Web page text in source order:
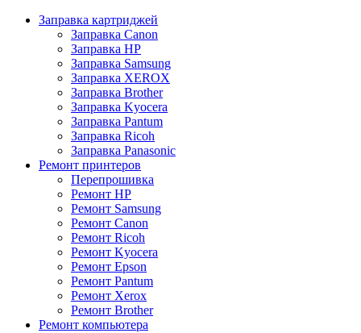
Заправка картриджей
Заправка Canon
Заправка HP
Заправка Samsung
Заправка XEROX
Заправка Brother
Заправка Kyocera
Заправка Pantum
Заправка Ricoh
Заправка Panasonic
Ремонт принтеров
Перепрошивка
Ремонт HP
Ремонт Samsung
Ремонт Canon
Ремонт Ricoh
Ремонт Kyocera
Ремонт Epson
Ремонт Pantum
Ремонт Xerox
Ремонт Brother
Ремонт компьютера